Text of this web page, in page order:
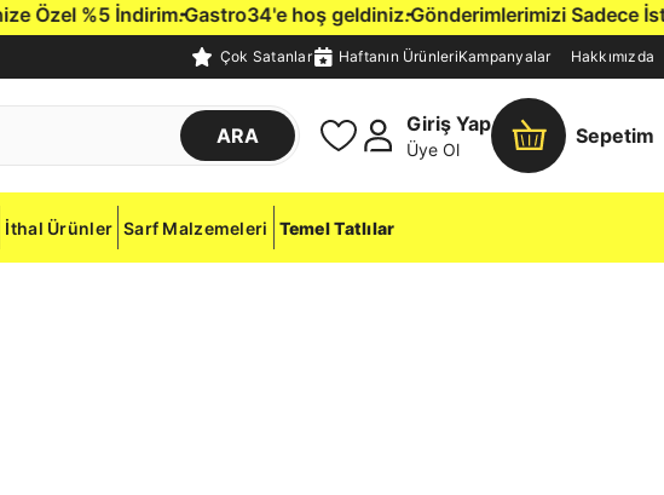
%5 İndirim.Gastro34'e hoş geldiniz.Gönderimlerimizi Sadece
Çok Satanlar Haftanın ÜrünleriKampanyalar Hakkımızda
ARA
Giriş Yap
Üye Ol
Sepetim
İthal Ürünler Sarf Malzemeleri Temel Tatlılar